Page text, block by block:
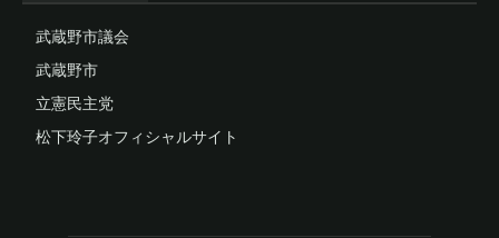
武蔵野市議会
武蔵野市
立憲民主党
松下玲子オフィシャルサイト